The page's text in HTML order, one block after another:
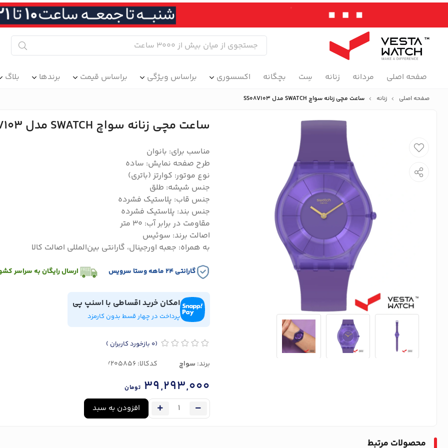
صفحه اصلی مردانه زنانه سِت بچگانه اکسسوری براساس ویژگی براساس قیمت برندها بلاگ
صفحه اصلی زنانه ساعت مچی زنانه سواچ SWATCH مدل SS08V103
ساعت مچی زنانه سواچ SWATCH مدل SS08V103
مناسب برای: بانوان
طرح صفحه نمایش: ساده
نوع موتور: کوارتز (باتری)
جنس شیشه: طلق
جنس قاب: پلاستیک فشرده
جنس بند: پلاستیک فشرده
مقاومت در برابر آب: 30 متر
اصالت برند: سوئیس
به همراه: جعبه اورجینال، گارانتی بین‌المللی اصالت کالا
گارانتی ۲۴ ماهه وستا سرویس ارسال رایگان به سراسر
امکان خرید اقساطی با اسنپ پی
پرداخت در چهار قسط بدون کارمزد
(0 بازخورد کاربران )
برند: سواچ کدکالا:
39,293,000 تومان
افزودن به سبد
محصولات مرتبط